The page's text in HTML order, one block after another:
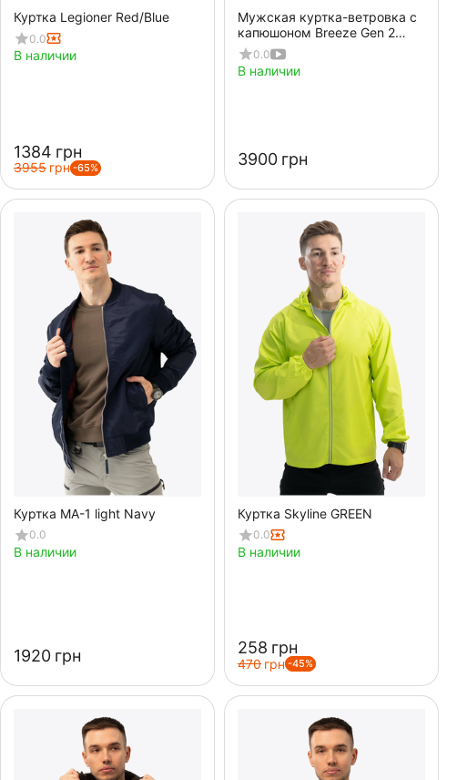
Куртка Legioner Red/Blue
0.0
В наличии
‍1384‍ грн
‍3955‍ грн -65%
Мужская куртка-ветровка с
капюшоном Breeze Gen 2
Black
0.0
В наличии
‍3900‍ грн
Куртка MA-1 light Navy
0.0
В наличии
‍1920‍ грн
Куртка Skyline GREEN
0.0
В наличии
‍258‍ грн
‍470‍ грн -45%